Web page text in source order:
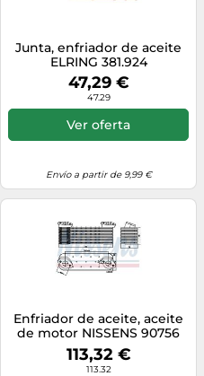
Junta, enfriador de aceite
ELRING 381.924
47,29 €
47.29
Ver oferta
Envío a partir de 9,99 €
Enfriador de aceite, aceite
de motor NISSENS 90756
113,32 €
113.32